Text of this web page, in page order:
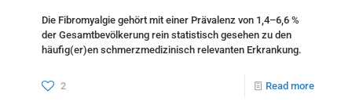
Die Fibromyalgie gehört mit einer Prävalenz von 1,4–6,6 %
der Gesamtbevölkerung rein statistisch gesehen zu den
häufig(er)en schmerzmedizinisch relevanten Erkrankung.
2 Read more